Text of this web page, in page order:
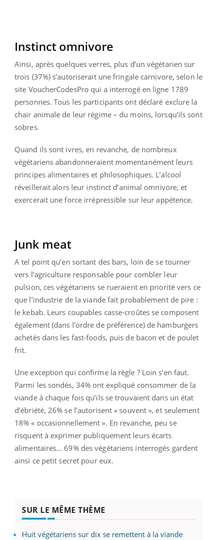
Instinct omnivore
Ainsi, après quelques verres, plus d’un végétarien sur
trois (37%) s’autoriserait une fringale carnivore, selon le
site VoucherCodesPro qui a interrogé en ligne 1789
personnes. Tous les participants ont déclaré exclure la
chair animale de leur régime – du moins, lorsqu’ils sont
sobres.
Quand ils sont ivres, en revanche, de nombreux
végétariens abandonneraient momentanément leurs
principes alimentaires et philosophiques. L’alcool
réveillerait alors leur instinct d’animal omnivore, et
exercerait une force irrépressible sur leur appétence.
Junk meat
A tel point qu’en sortant des bars, loin de se tourner
vers l’agriculture responsable pour combler leur
pulsion, ces végétariens se rueraient en priorité vers ce
que l’industrie de la viande fait probablement de pire :
le kebab. Leurs coupables casse-croûtes se composent
également (dans l’ordre de préférence) de hamburgers
achetés dans les fast-foods, puis de bacon et de poulet
frit.
Une exception qui confirme la règle ? Loin s’en faut.
Parmi les sondés, 34% ont expliqué consommer de la
viande à chaque fois qu’ils se trouvaient dans un état
d’ébriété, 26% se l’autorisent « souvent », et seulement
18% « occasionnellement ». En revanche, peu se
risquent à exprimer publiquement leurs écarts
alimentaires… 69% des végétariens interrogés gardent
ainsi ce petit secret pour eux.
SUR LE MÊME THÈME
Huit végétariens sur dix se remettent à la viande